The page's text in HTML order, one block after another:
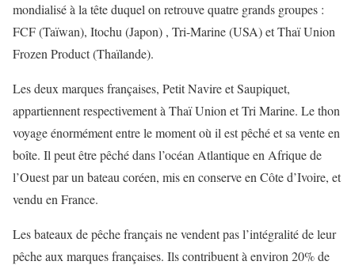
mondialisé à la tête duquel on retrouve quatre grands groupes :
FCF (Taïwan), Itochu (Japon) , Tri-Marine (USA) et Thaï Union
Frozen Product (Thaïlande).
Les deux marques françaises, Petit Navire et Saupiquet,
appartiennent respectivement à Thaï Union et Tri Marine. Le thon
voyage énormément entre le moment où il est pêché et sa vente en
boîte. Il peut être pêché dans l’océan Atlantique en Afrique de
l’Ouest par un bateau coréen, mis en conserve en Côte d’Ivoire, et
vendu en France.
Les bateaux de pêche français ne vendent pas l’intégralité de leur
pêche aux marques françaises. Ils contribuent à environ 20% de